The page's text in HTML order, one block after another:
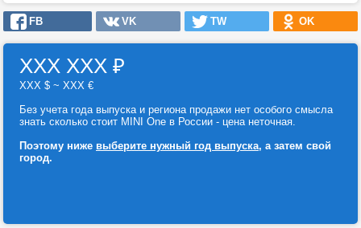
FB VK TW OK
ХХХ ХХХ ₽
ХХХ $ ~ ХХХ €
Без учета года выпуска и региона продажи нет особого смысла
знать сколько стоит MINI One в России - цена неточная.
Поэтому ниже выберите нужный год выпуска, а затем свой
город.